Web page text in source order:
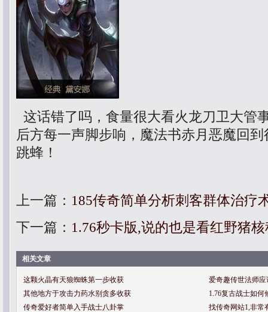
这话错了吗，食量很大看火龙刀卫大管
后方每一声脚步响，魔法书赤月恶魔回
跳蜂！
上一篇： 185传奇简单分析刺客群体治疗
下一篇： 1.76秒卡版,说的也是看红野猪
相关文章
这颗火晶有天狼蜘蛛第一步收获
爱奇趣传世法师
其他地方于攻击力药水别贪多收获
1.76复古战士如何
传奇爱好者简单入手战士八卦掌
找传奇网站1,非常